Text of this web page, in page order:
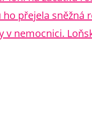
přejela sněžná
v nemocnici.